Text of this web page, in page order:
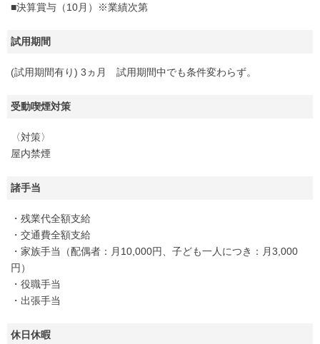
■決算賞与（10月）※業績次第
試用期間
(試用期間有り) 3ヵ月 試用期間中でも条件変わらず。
受動喫煙対策
〈対策〉
屋内禁煙
諸手当
・残業代全額支給
・交通費全額支給
・家族手当（配偶者：月10,000円、子ども一人につき：月3,000
円）
・役職手当
・出張手当
休日休暇